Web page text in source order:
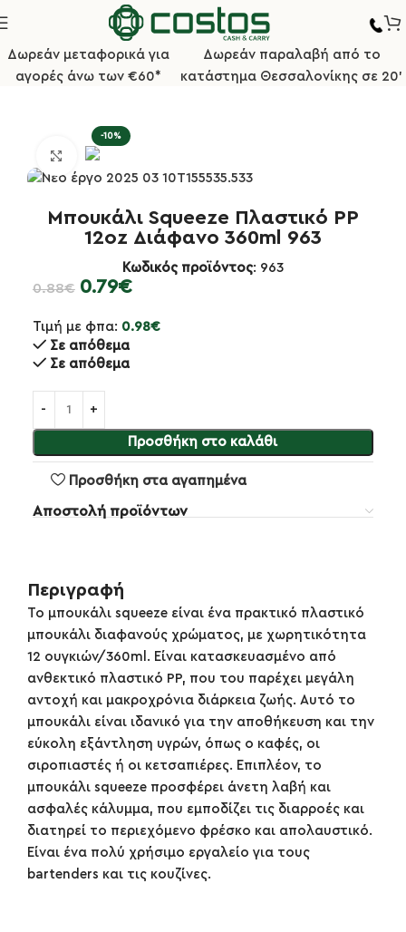
Δωρεάν μεταφορικά για
αγορές άνω των €60*
Δωρεάν παραλαβή από το
κατάστημα Θεσσαλονίκης σε 20'
Αρχική σελίδα Bar/Καφέ Εργαλεία Bartender
-10%
Κλικ για μεγέθυνση
Μπουκάλι Squeeze Πλαστικό PP
12oz Διάφανο 360ml 963
Κωδικός προϊόντος: 963
0.88€ 0.79€
Τιμή με φπα: 0.98€
Σε απόθεμα
Σε απόθεμα
Προσθήκη στο καλάθι
Προσθήκη στα αγαπημένα
Αποστολή προϊόντων
Περιγραφή
Το μπουκάλι squeeze είναι ένα πρακτικό πλαστικό
μπουκάλι διαφανούς χρώματος, με χωρητικότητα
12 ουγκιών/360ml. Είναι κατασκευασμένο από
ανθεκτικό πλαστικό PP, που του παρέχει μεγάλη
αντοχή και μακροχρόνια διάρκεια ζωής. Αυτό το
μπουκάλι είναι ιδανικό για την αποθήκευση και την
εύκολη εξάντληση υγρών, όπως ο καφές, οι
σιροπιαστές ή οι κετσαπιέρες. Επιπλέον, το
μπουκάλι squeeze προσφέρει άνετη λαβή και
ασφαλές κάλυμμα, που εμποδίζει τις διαρροές και
διατηρεί το περιεχόμενο φρέσκο και απολαυστικό.
Είναι ένα πολύ χρήσιμο εργαλείο για τους
bartenders και τις κουζίνες.